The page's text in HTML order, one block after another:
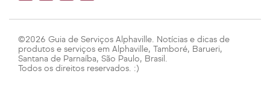
©2026 Guia de Serviços Alphaville. Notícias e dicas de
produtos e serviços em Alphaville, Tamboré, Barueri,
Santana de Parnaíba, São Paulo, Brasil.
Todos os direitos reservados. :)